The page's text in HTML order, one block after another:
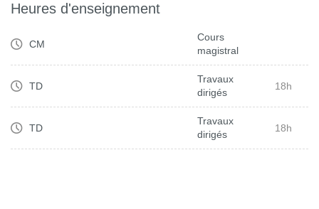
Heures d'enseignement
CM
Cours
magistral
TD
Travaux
dirigés
18h
TD
Travaux
dirigés
18h